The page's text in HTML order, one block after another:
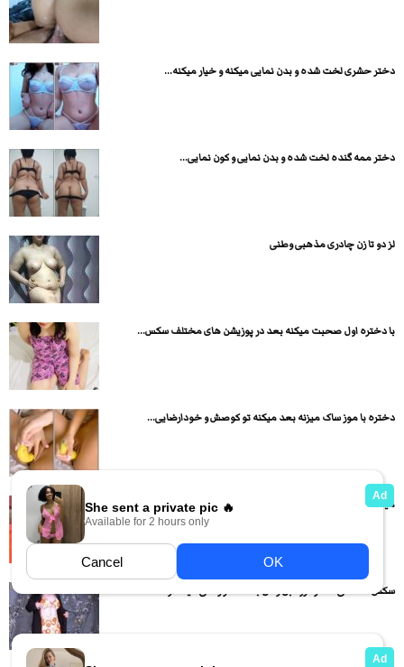
دختر حشری لخت شده و بدن نمایی میکنه و خیار میکنه...
دختر ممه گنده لخت شده و بدن نمایی و کون نمایی...
لز دو تا زن چادری مذهبی وطنی
با دختره اول صحبت میکنه بعد در پوزیشن های مختلف سکس...
دختره با موز ساک میزنه بعد میکنه تو کوصش و خودارضایی...
میلف حشری رو خوابونده و لنگاشم داده بالا و کیرش رو...
سکس داستانی دختره رو قبل رفتن به استخر راضی میکنه و...